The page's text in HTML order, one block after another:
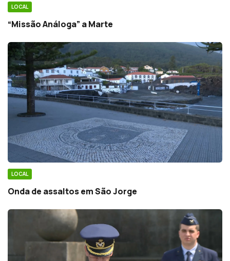
LOCAL
“Missão Análoga” a Marte
LOCAL
Onda de assaltos em São Jorge